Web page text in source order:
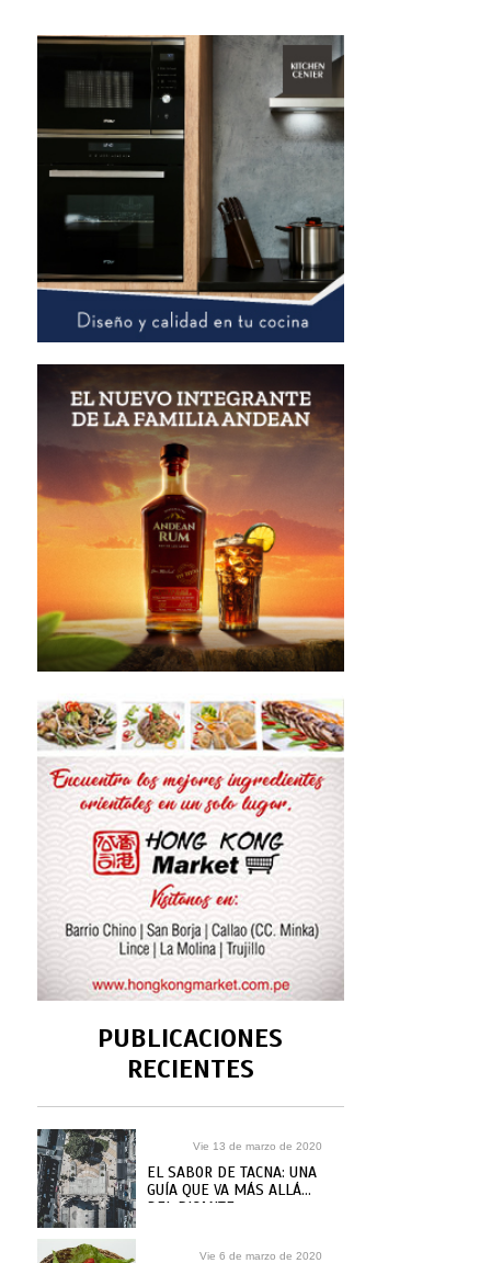
PUBLICACIONES
RECIENTES
Vie 13 de marzo de 2020
EL SABOR DE TACNA: UNA
GUÍA QUE VA MÁS ALLÁ
DEL PICANTE
Vie 6 de marzo de 2020